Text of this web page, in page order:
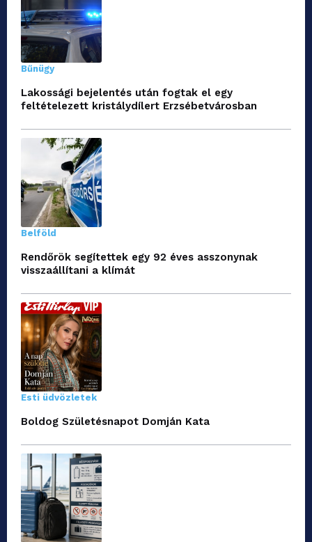
Bűnügy
Lakossági bejelentés után fogtak el egy
feltételezett kristálydílert Erzsébetvárosban
Belföld
Rendőrök segítettek egy 92 éves asszonynak
visszaállítani a klímát
Esti üdvözletek
Boldog Születésnapot Domján Kata